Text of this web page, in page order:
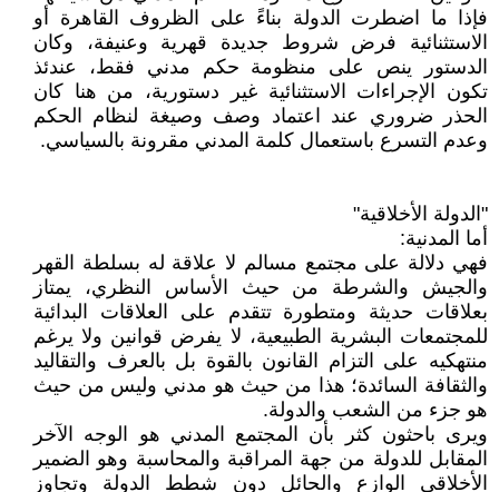
فإذا ما اضطرت الدولة بناءً على الظروف القاهرة أو
الاستثنائية فرض شروط جديدة قهرية وعنيفة، وكان
الدستور ينص على منظومة حكم مدني فقط، عندئذ
تكون الإجراءات الاستثنائية غير دستورية، من هنا كان
الحذر ضروري عند اعتماد وصف وصيغة لنظام الحكم
وعدم التسرع باستعمال كلمة المدني مقرونة بالسياسي.
"الدولة الأخلاقية"
أما المدنية:
فهي دلالة على مجتمع مسالم لا علاقة له بسلطة القهر
والجيش والشرطة من حيث الأساس النظري، يمتاز
بعلاقات حديثة ومتطورة تتقدم على العلاقات البدائية
للمجتمعات البشرية الطبيعية، لا يفرض قوانين ولا يرغم
منتهكيه على التزام القانون بالقوة بل بالعرف والتقاليد
والثقافة السائدة؛ هذا من حيث هو مدني وليس من حيث
هو جزء من الشعب والدولة.
ويرى باحثون كثر بأن المجتمع المدني هو الوجه الآخر
المقابل للدولة من جهة المراقبة والمحاسبة وهو الضمير
الأخلاقي الوازع والحائل دون شطط الدولة وتجاوز